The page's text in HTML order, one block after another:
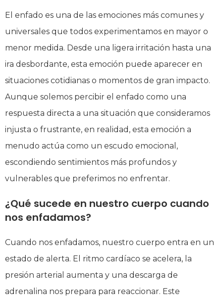
El enfado es una de las emociones más comunes y
universales que todos experimentamos en mayor o
menor medida. Desde una ligera irritación hasta una
ira desbordante, esta emoción puede aparecer en
situaciones cotidianas o momentos de gran impacto.
Aunque solemos percibir el enfado como una
respuesta directa a una situación que consideramos
injusta o frustrante, en realidad, esta emoción a
menudo actúa como un escudo emocional,
escondiendo sentimientos más profundos y
vulnerables que preferimos no enfrentar.
¿Qué sucede en nuestro cuerpo cuando
nos enfadamos?
Cuando nos enfadamos, nuestro cuerpo entra en un
estado de alerta. El ritmo cardíaco se acelera, la
presión arterial aumenta y una descarga de
adrenalina nos prepara para reaccionar. Este